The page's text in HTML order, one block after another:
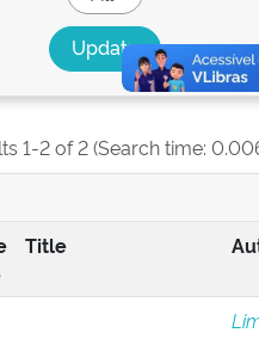
1-2 of 2 (Search time:
Title